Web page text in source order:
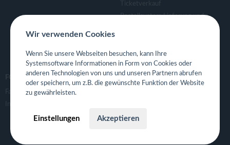
Ticketverkauf
Bestellsystem Lieferung und
Eigene App für Restaurant
FOLGE UNS
Facebook
Instagram
Wir verwenden Cookies
Wenn Sie unsere Webseiten besuchen, kann Ihre
Systemsoftware Informationen in Form von Cookies oder
anderen Technologien von uns und unseren Partnern abrufen
oder speichern, um z.B. die gewünschte Funktion der Website
zu gewährleisten.
Einstellungen Akzeptieren